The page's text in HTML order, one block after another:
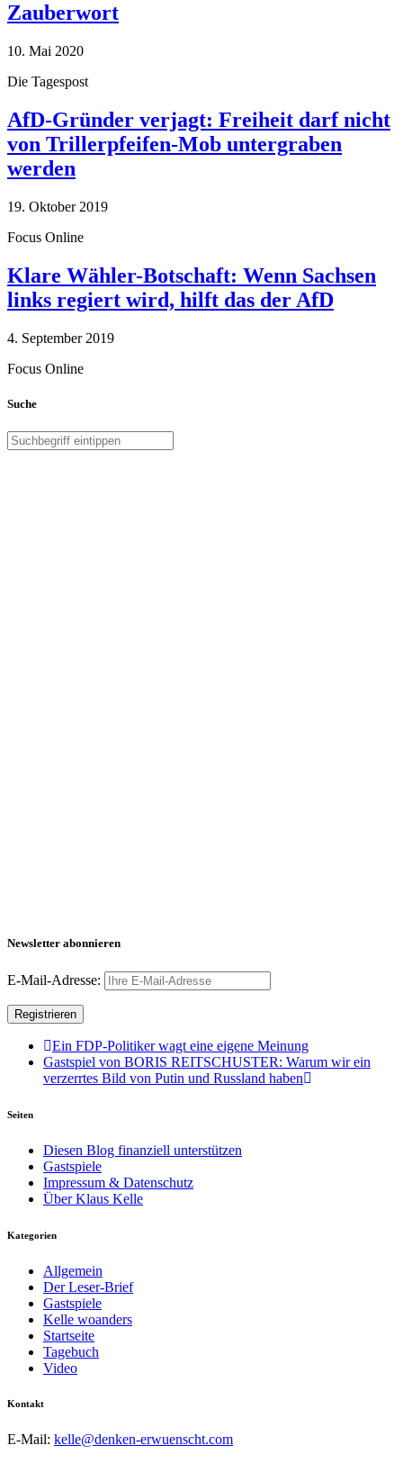
Zauberwort
10. Mai 2020
Die Tagespost
AfD-Gründer verjagt: Freiheit darf nicht
von Trillerpfeifen-Mob untergraben
werden
19. Oktober 2019
Focus Online
Klare Wähler-Botschaft: Wenn Sachsen
links regiert wird, hilft das der AfD
4. September 2019
Focus Online
Suche
Newsletter abonnieren
E-Mail-Adresse:
Ein FDP-Politiker wagt eine eigene Meinung
Gastspiel von BORIS REITSCHUSTER: Warum wir ein
verzerrtes Bild von Putin und Russland haben
Seiten
Diesen Blog finanziell unterstützen
Gastspiele
Impressum & Datenschutz
Über Klaus Kelle
Kategorien
Allgemein
Der Leser-Brief
Gastspiele
Kelle woanders
Startseite
Tagebuch
Video
Kontakt
E-Mail: kelle@denken-erwuenscht.com